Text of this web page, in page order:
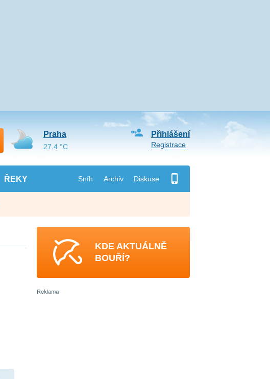
ŘEKY Sníh Archiv Diskuse
Přihlášení
Registrace
Praha
27.4 °C
KDE AKTUÁLNĚ
BOUŘÍ?